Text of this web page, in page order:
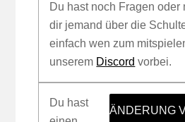
Du hast noch Fragen oder
dir jemand über die
einfach wen zum
unserem Discord vorbei.
ÄNDERUNG
Du hast